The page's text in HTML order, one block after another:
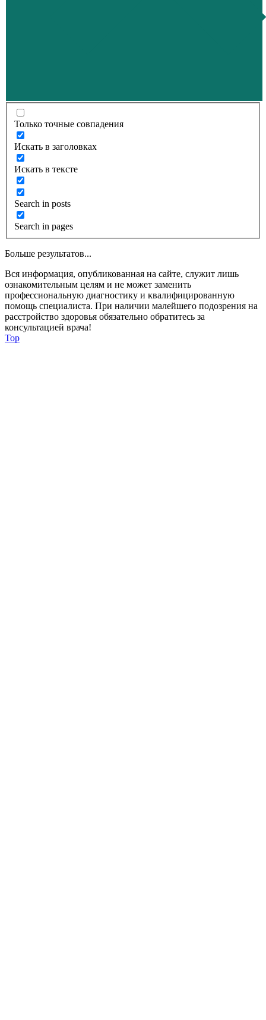
Только точные совпадения
Искать в заголовках
Искать в тексте
Search in posts
Search in pages
Больше результатов...
Вся информация, опубликованная на сайте, служит лишь
ознакомительным целям и не может заменить
профессиональную диагностику и квалифицированную
помощь специалиста. При наличии малейшего подозрения на
расстройство здоровья обязательно обратитесь за
консультацией врача!
Top